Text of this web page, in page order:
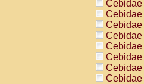
Cebidae
Cebidae
Cebidae
Cebidae
Cebidae
Cebidae
Cebidae
Cebidae